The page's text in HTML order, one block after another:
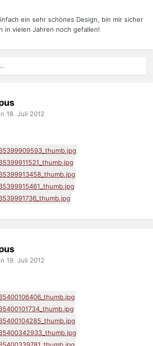
ein sehr schönes Design, bin mir sicher
in vielen Jahren noch gefallen!
18. Juli 2012
19. Juli 2012